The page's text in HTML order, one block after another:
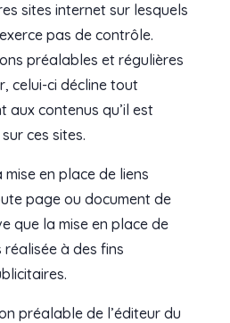
sites internet sur lesquels
pas de contrôle.
préalables et régulières
celui-ci décline tout
aux contenus qu’il est
ces sites.
en place de liens
page ou document de
que la mise en place de
réalisée à des fins
préalable de l’éditeur du